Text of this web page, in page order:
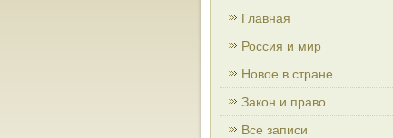
Главная
Россия и мир
Новое в стране
Закон и право
Все записи